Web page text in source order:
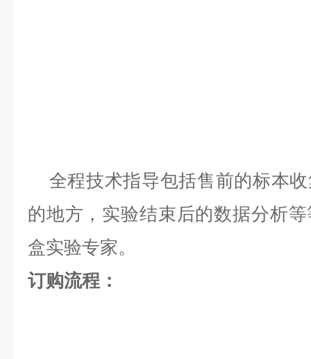
全程技术指导包括售前的标本
的地方，实验结束后的数据分析
盒实验专家。
订购流程：